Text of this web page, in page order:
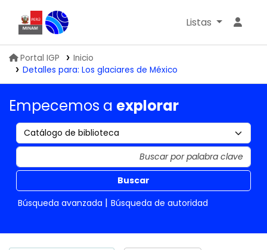
Biblioteca IGP
Listas
Portal IGP
Inicio
Detalles para: Los glaciares de México
Empecemos a explorar
Buscar
Búsqueda avanzada
Búsqueda de autoridad